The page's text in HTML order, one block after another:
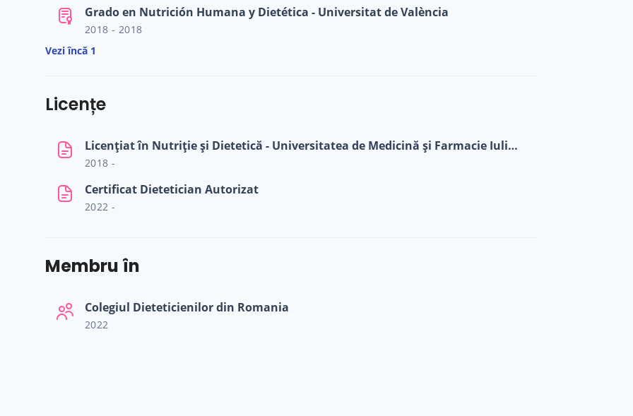
Grado en Nutrición Humana y Dietética - Universitat de València
2018 - 2018
Vezi încă 1
Licențe
Licențiat în Nutriție și Dietetică - Universitatea de Medicină și Farmacie Iuliu Hațieganu Cluj-Nap
2018 -
Certificat Dietetician Autorizat
2022 -
Membru în
Colegiul Dieteticienilor din Romania
2022